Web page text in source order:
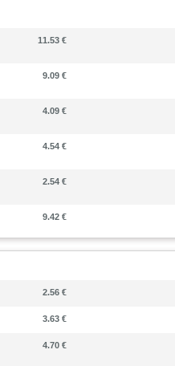
11.53 €
9.09 €
4.09 €
4.54 €
2.54 €
9.42 €
2.56 €
3.63 €
4.70 €